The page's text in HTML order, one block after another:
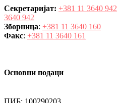
Секретаријат: +381 11 3640 942
3640 942
Зборница: +381 11 3640 160
Факс: +381 11 3640 161
Основни подаци